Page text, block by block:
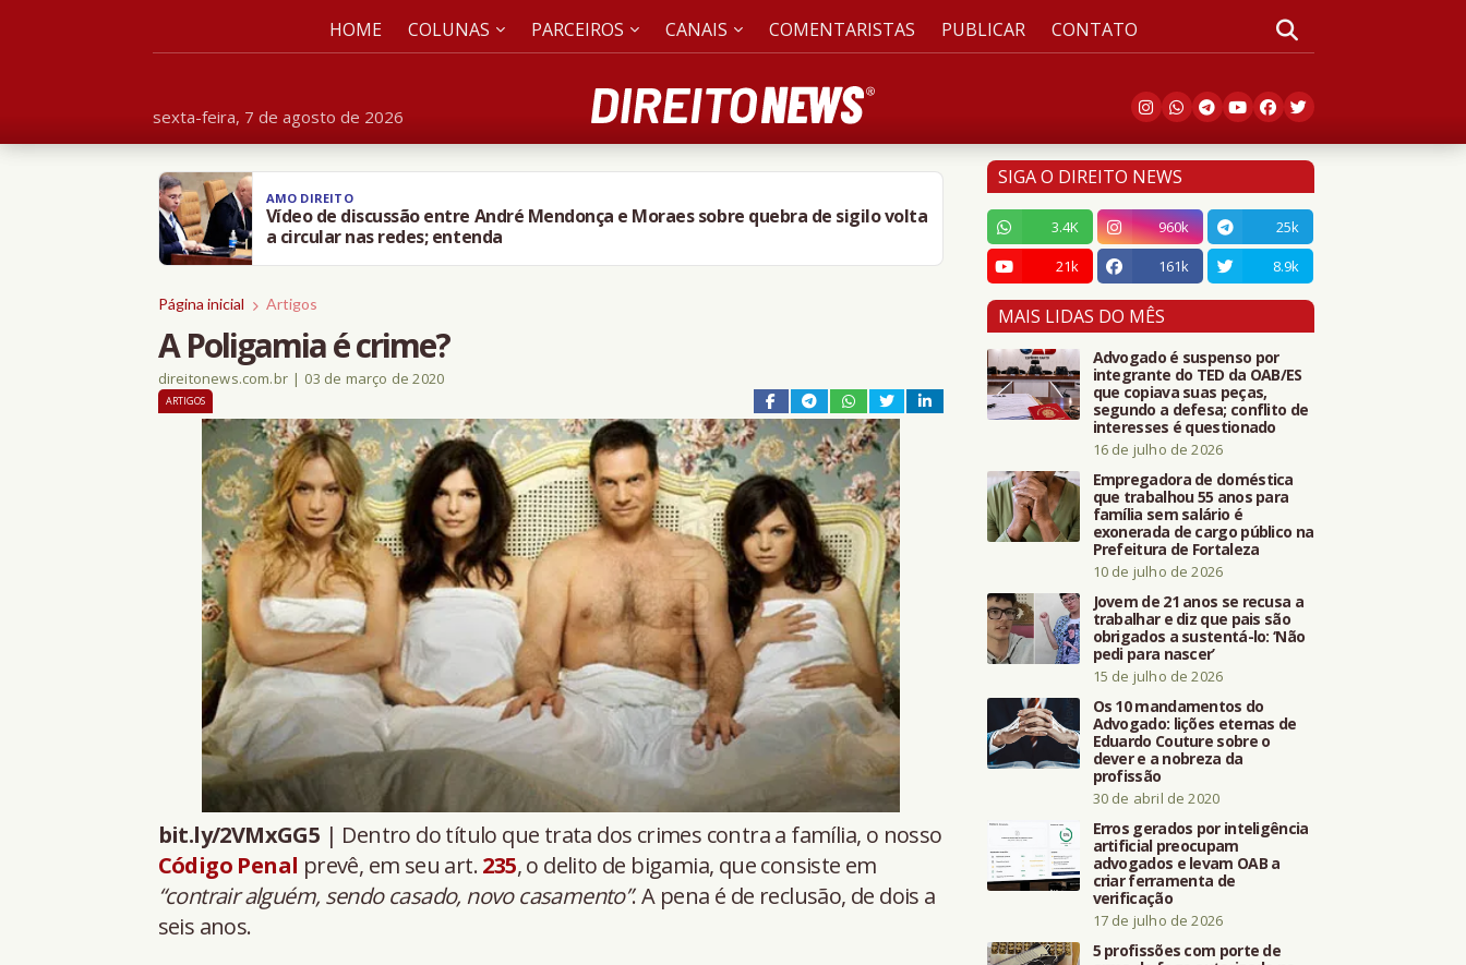
sexta-feira, 7 de agosto de 2026
HOME COLUNAS PARCEIROS CANAIS COMENTARISTAS PUBLICAR CONTATO
AMO DIREITO
Vídeo de discussão entre André Mendonça e Moraes sobre quebra de sigilo volta
a circular nas redes; entenda
Página inicial Artigos
A Poligamia é crime?
direitonews.com.br | 03 de março de 2020
ARTIGOS
bit.ly/2VMxGG5 | Dentro do título que trata dos crimes contra a família, o nosso
Código Penal prevê, em seu art.235, o delito de bigamia, que consiste em
“contrair alguém, sendo casado, novo casamento”. A pena é de reclusão, de dois a
seis anos.
SIGA O DIREITO NEWS
3.4K 960k
25k
21k
161k 8.9k
MAIS LIDAS DO MÊS
Advogado é suspenso por
integrante do TED da OAB/ES
que copiava suas peças,
segundo a defesa; conflito de
interesses é questionado
16 de julho de 2026
Empregadora de doméstica
que trabalhou 55 anos para
família sem salário é
exonerada de cargo público na
Prefeitura de Fortaleza
10 de julho de 2026
Jovem de 21 anos se recusa a
trabalhar e diz que pais são
obrigados a sustentá-lo: ‘Não
pedi para nascer’
15 de julho de 2026
Os 10 mandamentos do
Advogado: lições eternas de
Eduardo Couture sobre o
dever e a nobreza da
profissão
30 de abril de 2020
Erros gerados por inteligência
artificial preocupam
advogados e levam OAB a
criar ferramenta de
verificação
17 de julho de 2026
5 profissões com porte de